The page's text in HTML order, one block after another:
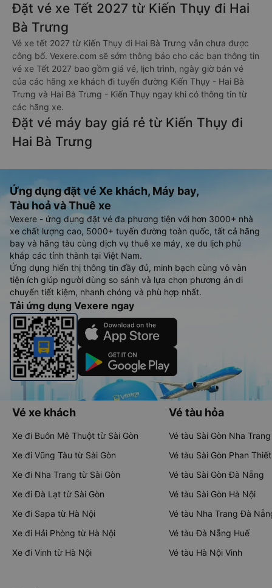
Đặt vé xe Tết 2027 từ Kiến Thụy đi Hai
Bà Trưng
Vé xe tết 2027 từ Kiến Thụy đi Hai Bà Trưng vẫn chưa được
công bố. Vexere.com sẽ sớm thông báo cho các bạn thông tin
vé xe Tết 2027 bao gồm giá vé, lịch trình, ngày giờ bán vé
của các hãng xe khách đi tuyến đường Kiến Thụy - Hai Bà
Trưng và Hai Bà Trưng - Kiến Thụy ngay khi có thông tin từ
các hãng xe.
Đặt vé máy bay giá rẻ từ Kiến Thụy đi
Hai Bà Trưng
Ứng dụng đặt vé Xe khách, Máy bay,
Tàu hoả và Thuê xe
Vexere - ứng dụng đặt vé đa phương tiện với hơn 3000+ nhà
xe chất lượng cao, 5000+ tuyến đường toàn quốc, tất cả hãng
bay và hãng tàu cùng dịch vụ thuê xe máy, xe du lịch phủ
khắp các tỉnh thành tại Việt Nam.
Ứng dụng hiển thị thông tin đầy đủ, minh bạch cùng vô vàn
tiện ích giúp người dùng so sánh và lựa chọn phương án di
chuyển tiết kiệm, nhanh chóng và phù hợp nhất.
Tải ứng dụng Vexere ngay
Vé xe khách
Xe đi Buôn Mê Thuột từ Sài Gòn
Xe đi Vũng Tàu từ Sài Gòn
Xe đi Nha Trang từ Sài Gòn
Xe đi Đà Lạt từ Sài Gòn
Xe đi Sapa từ Hà Nội
Xe đi Hải Phòng từ Hà Nội
Xe đi Vinh từ Hà Nội
Vé tàu hỏa
Vé tàu Sài Gòn Nha Trang
Vé tàu Sài Gòn Phan Thiết
Vé tàu Sài Gòn Đà Nẵng
Vé tàu Sài Gòn Hà Nội
Vé tàu Nha Trang Đà
Vé tàu Đà Nẵng Huế
Vé tàu Hà Nội Vinh